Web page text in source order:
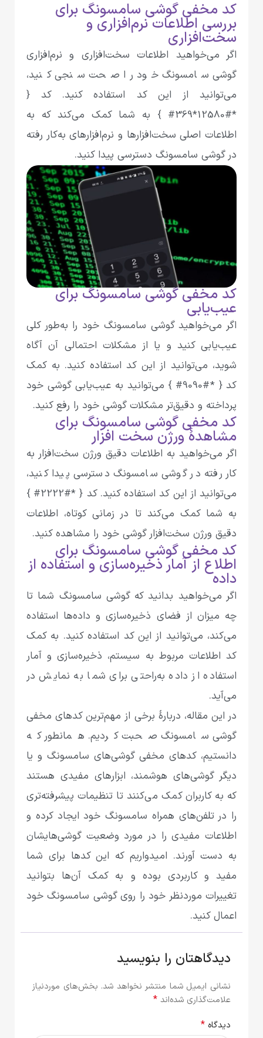
کد مخفی گوشی سامسونگ برای
بررسی اطلاعات نرم‌افزاری و
سخت‌افزاری
اگر می‌خواهید اطلاعات سخت‌افزاری و نرم‌افزاری
گوشی سامسونگ خود را صحت سنجی کنید،
می‌توانید از این کد استفاده کنید. کد {
*#12580*369# } به شما کمک می‌کند که به
اطلاعات اصلی سخت‌افزارها و نرم‌افزارهای به‌کار رفته
در گوشی سامسونگ دسترسی پیدا کنید.
کد مخفی گوشی سامسونگ برای
عیب‌یابی
اگر می‌خواهید گوشی سامسونگ خود را به‌طور کلی
عیب‌یابی کنید و یا از مشکلات احتمالی آن آگاه
شوید، می‌توانید از این کد استفاده کنید. به کمک
کد { *#9090# } می‌توانید به عیب‌یابی گوشی خود
پرداخته و دقیق‌تر مشکلات گوشی خود را رفع کنید.
کد مخفی گوشی سامسونگ برای
مشاهدۀ ورژن سخت افزار
اگر می‌خواهید به اطلاعات دقیق ورژن سخت‌افزار به‌
کار رفته در گوشی سامسونگ دسترسی پیدا کنید،
می‌توانید از این کد استفاده کنید. کد { *#2222# }
به شما کمک می‌کند تا در زمانی کوتاه، اطلاعات
دقیق ورژن سخت‌افزار گوشی خود را مشاهده کنید.
کد مخفی گوشی سامسونگ برای
اطلاع از آمار ذخیره‌سازی و استفاده از
داده
اگر می‌خواهید بدانید که گوشی سامسونگ شما تا
چه میزان از فضای ذخیره‌سازی و داده‌ها استفاده
می‌کند، می‌توانید از این کد استفاده کنید. به کمک
کد اطلاعات مربوط به سیستم، ذخیره‌سازی و آمار
استفاده از داده به‌راحتی برای شما به نمایش در
می‌آید.
در این مقاله، دربارۀ برخی از مهم‌ترین کدهای مخفی
گوشی سامسونگ صحبت کردیم. همانطور که
دانستیم، کدهای مخفی گوشی‌های سامسونگ و یا
دیگر گوشی‌های هوشمند، ابزارهای مفیدی هستند
که به کاربران کمک می‌کنند تا تنظیمات پیشرفته‌تری
را در تلفن‌های همراه سامسونگ خود ایجاد کرده و
اطلاعات مفیدی را در مورد وضعیت گوشی‌هایشان
به دست آورند. امیدواریم که این کدها برای شما
مفید و کاربردی بوده و به کمک آن‌ها بتوانید
تغییرات مورد‌نظر خود را روی گوشی سامسونگ خود
اعمال کنید.
دیدگاهتان را بنویسید
نشانی ایمیل شما منتشر نخواهد شد. بخش‌های موردنیاز
علامت‌گذاری شده‌اند *
دیدگاه *